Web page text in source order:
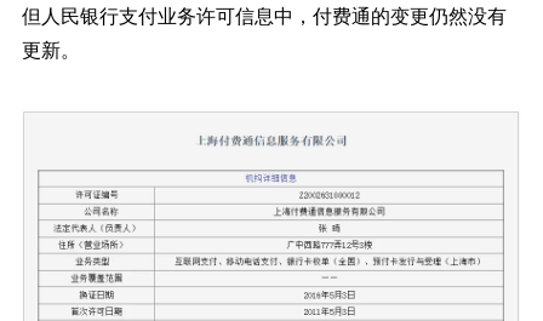
但人民银行支付业务许可信息中，付费通的变更仍然没有
更新。